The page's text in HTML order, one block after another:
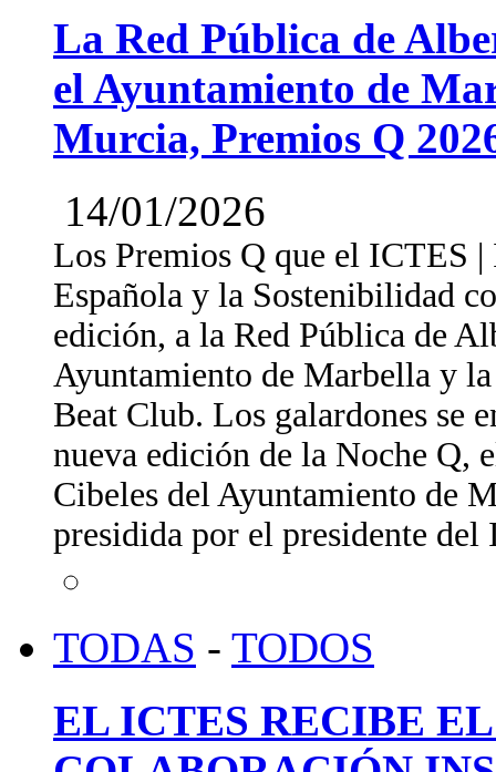
La Red Pública de
el Ayuntamiento de
Murcia, Premios Q
14/01/2026
Los Premios Q que el ICTES
Española y la Sostenibilidad
edición, a la Red Pública de
Ayuntamiento de Marbella y
Beat Club. Los galardones se
nueva edición de la Noche Q,
Cibeles del Ayuntamiento de
presidida por el presidente
TODAS - TODOS
EL ICTES RECIBE